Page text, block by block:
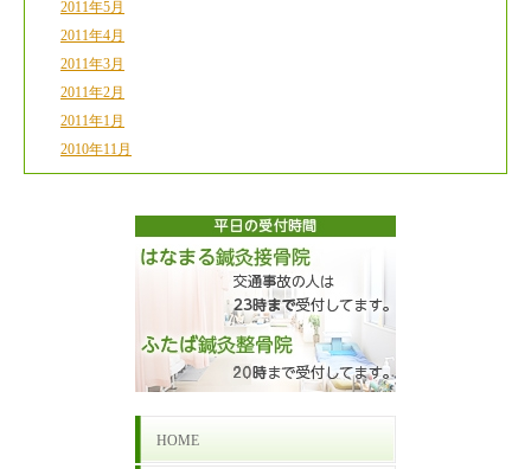
2011年5月
2011年4月
2011年3月
2011年2月
2011年1月
2010年11月
HOME